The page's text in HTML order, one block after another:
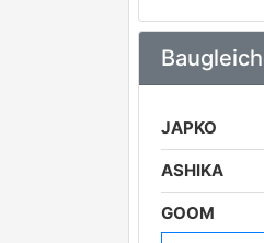
JAPKO
ASHIKA
GOOM